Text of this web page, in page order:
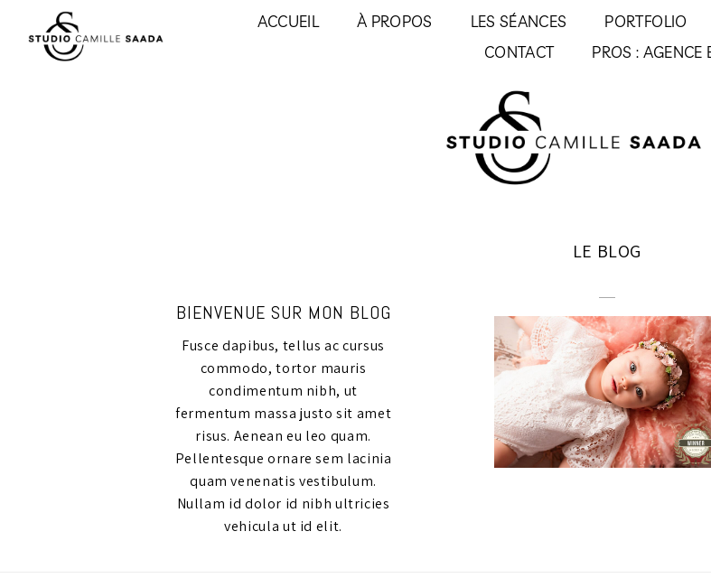
ACCUEIL À PROPOS LES SÉANCES PORTFOLIO
CONTACT
PROS : AGENCE
BIENVENUE SUR MON BLOG
Fusce dapibus, tellus ac cursus
commodo, tortor mauris
condimentum nibh, ut
fermentum massa justo sit amet
risus. Aenean eu leo quam.
Pellentesque ornare sem lacinia
quam venenatis vestibulum.
Nullam id dolor id nibh ultricies
vehicula ut id elit.
LE BLOG